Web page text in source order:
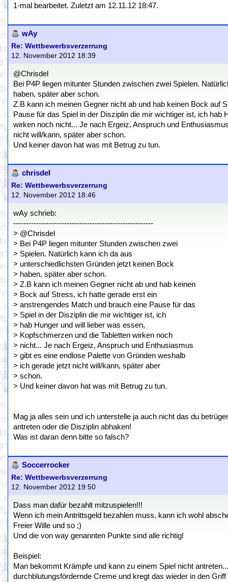
1-mal bearbeitet. Zuletzt am 12.11.12 18:47.
wAy
Re: Wettbewerbsverzerrung
12. November 2012 18:39
@Chrisdel
Bei P4P liegen mitunter Stunden zwischen zwei Spielen.
haben, später aber schon.
Z.B kann ich meinen Gegner nicht ab und hab keinen Bock auf
Pause für das Spiel in der Disziplin die mir wichtiger ist, ich
wirken noch nicht... Je nach Ergeiz, Anspruch und
nicht will/kann, später aber schon.
Und keiner davon hat was mit Betrug zu tun.
chrisdel
Re: Wettbewerbsverzerrung
12. November 2012 18:46
wAy schrieb:
-------------------------------------------------------
> @Chrisdel
> Bei P4P liegen mitunter Stunden zwischen zwei
> Spielen. Natürlich kann ich da aus
> unterschiedlichsten Gründen jetzt keinen Bock
> haben, später aber schon.
> Z.B kann ich meinen Gegner nicht ab und hab keinen
> Bock auf Stress, ich hatte gerade erst ein
> anstrengendes Match und brauch eine Pause für das
> Spiel in der Disziplin die mir wichtiger ist, ich
> hab Hunger und will lieber was essen,
> Kopfschmerzen und die Tabletten wirken noch
> nicht... Je nach Ergeiz, Anspruch und Enthusiasmus
> gibt es eine endlose Palette von Gründen weshalb
> ich gerade jetzt nicht will/kann, später aber
> schon.
> Und keiner davon hat was mit Betrug zu tun.
Mag ja alles sein und ich unterstelle ja auch nicht das du
antreten oder die Disziplin abhaken!
Was ist daran denn bitte so falsch?
Soccerrocker
Re: Wettbewerbsverzerrung
12. November 2012 19:50
Dass man dafür bezahlt mitzuspielen!!!
Wenn ich mein Antrittsgeld bezahlen muss, kann ich wohl
Freier Wille und so ;)
Und die von way genannten Punkte sind alle richtig!
Beispiel:
Man bekommt Krämpfe und kann zu einem Spiel nicht
durchblutungsfördernde Creme und kregt das wieder in den